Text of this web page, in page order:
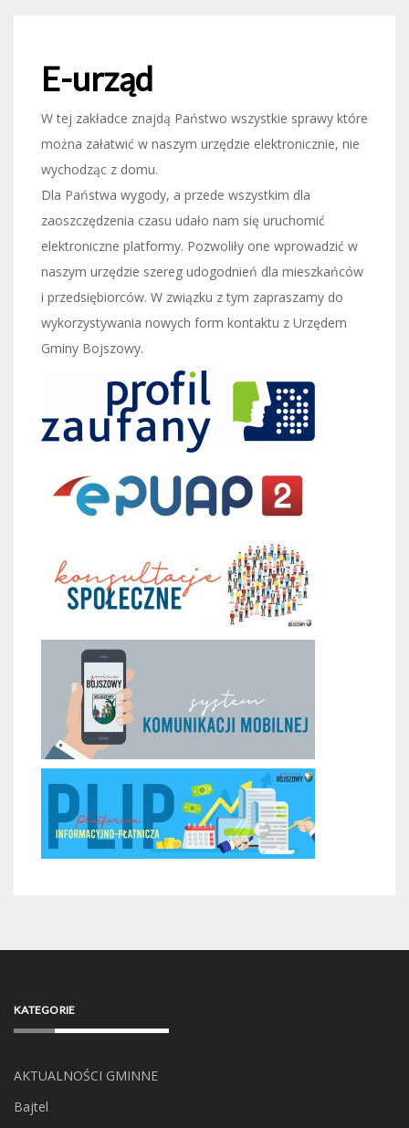
E-urząd
W tej zakładce znajdą Państwo wszystkie sprawy które
można załatwić w naszym urzędzie elektronicznie, nie
wychodząc z domu.
Dla Państwa wygody, a przede wszystkim dla
zaoszczędzenia czasu udało nam się uruchomić
elektroniczne platformy. Pozwoliły one wprowadzić w
naszym urzędzie szereg udogodnień dla mieszkańców
i przedsiębiorców. W związku z tym zapraszamy do
wykorzystywania nowych form kontaktu z Urzędem
Gminy Bojszowy.
KATEGORIE
AKTUALNOŚCI GMINNE
Bajtel